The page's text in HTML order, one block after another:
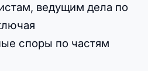
ведущим дела по
споры по частям